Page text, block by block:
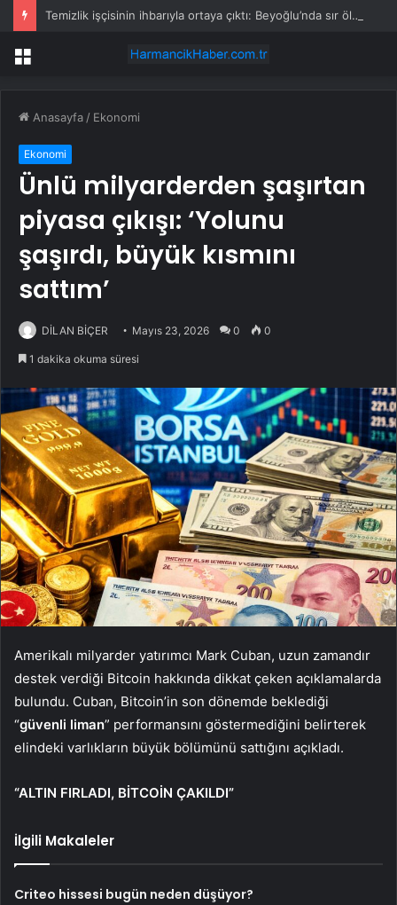
Temizlik işçisinin ihbarıyla ortaya çıktı: Beyoğlu’nda sır ölüm
Menü
Anasayfa / Ekonomi
Ekonomi
Ünlü milyarderden şaşırtan
piyasa çıkışı: ‘Yolunu
şaşırdı, büyük kısmını
sattım’
DİLAN BİÇER Mayıs 23, 2026 0 0
1 dakika okuma süresi
Amerikalı milyarder yatırımcı Mark Cuban, uzun zamandır
destek verdiği Bitcoin hakkında dikkat çeken açıklamalarda
bulundu. Cuban, Bitcoin’in son dönemde beklediği
“güvenli liman” performansını göstermediğini belirterek
elindeki varlıkların büyük bölümünü sattığını açıkladı.
“ALTIN FIRLADI, BİTCOİN ÇAKILDI”
İlgili Makaleler
Criteo hissesi bugün neden düşüyor?